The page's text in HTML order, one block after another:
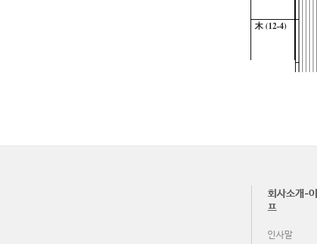
木 (12-4)
회사소개-
프
인사말